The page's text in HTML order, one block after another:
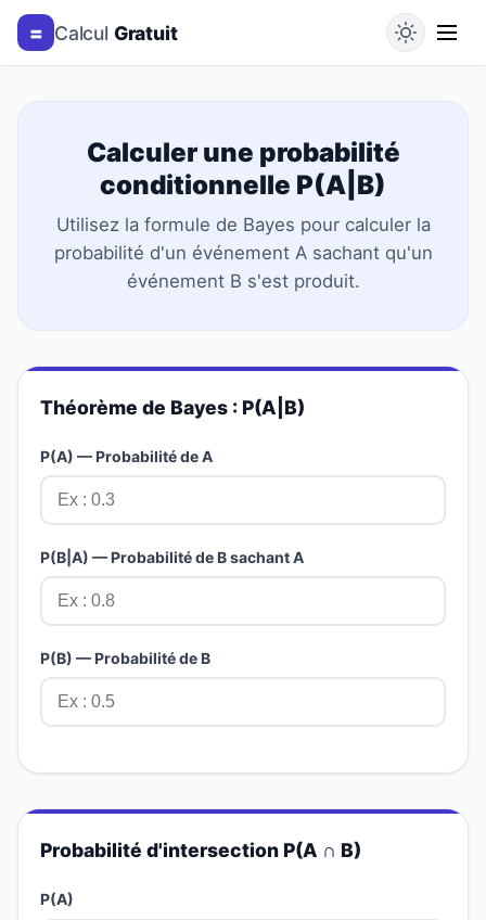
= Calcul Gratuit
Calculer une probabilité
conditionnelle P(A|B)
Utilisez la formule de Bayes pour calculer la
probabilité d'un événement A sachant qu'un
événement B s'est produit.
Théorème de Bayes : P(A|B)
P(A) — Probabilité de A
P(B|A) — Probabilité de B sachant A
P(B) — Probabilité de B
Probabilité d'intersection P(A ∩ B)
P(A)